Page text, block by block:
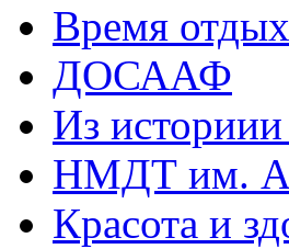
Время
ДОСААФ
Из
НМДТ им.
Красота и